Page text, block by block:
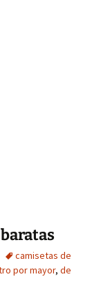
camisetas de
por mayor, de